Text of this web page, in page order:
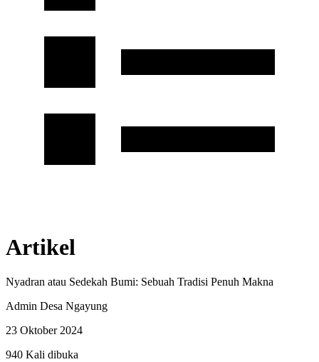
Artikel
Nyadran atau Sedekah Bumi: Sebuah Tradisi Penuh Makna
Admin Desa Ngayung
23 Oktober 2024
940 Kali dibuka